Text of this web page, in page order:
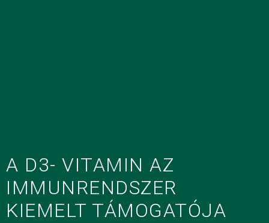
A D3- VITAMIN AZ
IMMUNRENDSZER
KIEMELT TÁMOGATÓJA